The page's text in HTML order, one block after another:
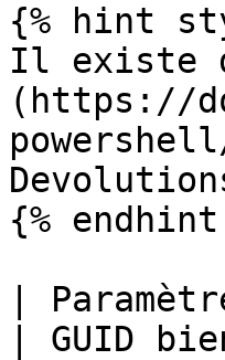
{% hint
Il existe
(https://
{% endhint
|
| GUID